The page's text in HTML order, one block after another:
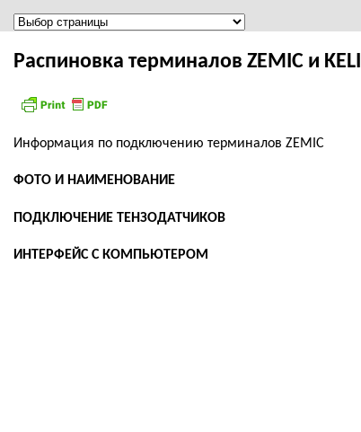
Меню
Распиновка терминалов ZEMIC и KELI
Информация по подключению терминалов ZEMIC
ФОТО И НАИМЕНОВАНИЕ
ПОДКЛЮЧЕНИЕ ТЕНЗОДАТЧИКОВ
ИНТЕРФЕЙС С КОМПЬЮТЕРОМ